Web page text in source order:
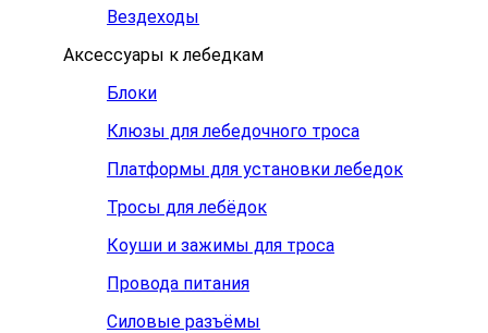
Вездеходы
Аксессуары к лебедкам
Блоки
Клюзы для лебедочного троса
Платформы для установки лебедок
Тросы для лебёдок
Коуши и зажимы для троса
Провода питания
Силовые разъёмы